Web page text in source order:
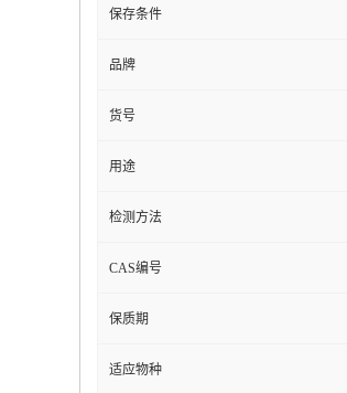
保存条件
品牌
货号
用途
检测方法
CAS编号
保质期
适应物种